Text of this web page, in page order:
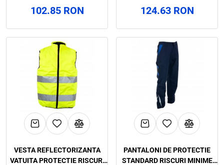
102.85 RON 124.63 RON
VESTA REFLECTORIZANTA
VATUITA PROTECTIE RISCURI
PANTALONI DE PROTECTIE
STANDARD RISCURI MINIME